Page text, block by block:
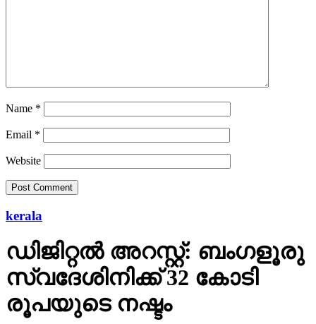
Name *
Email *
Website
kerala
ഡിജിറ്റല്‍ അറസ്റ്റ്: ബംഗളൂരു
സ്വദേശിനിക്ക് 32 കോടി
രൂപയുടെ നഷ്ടം